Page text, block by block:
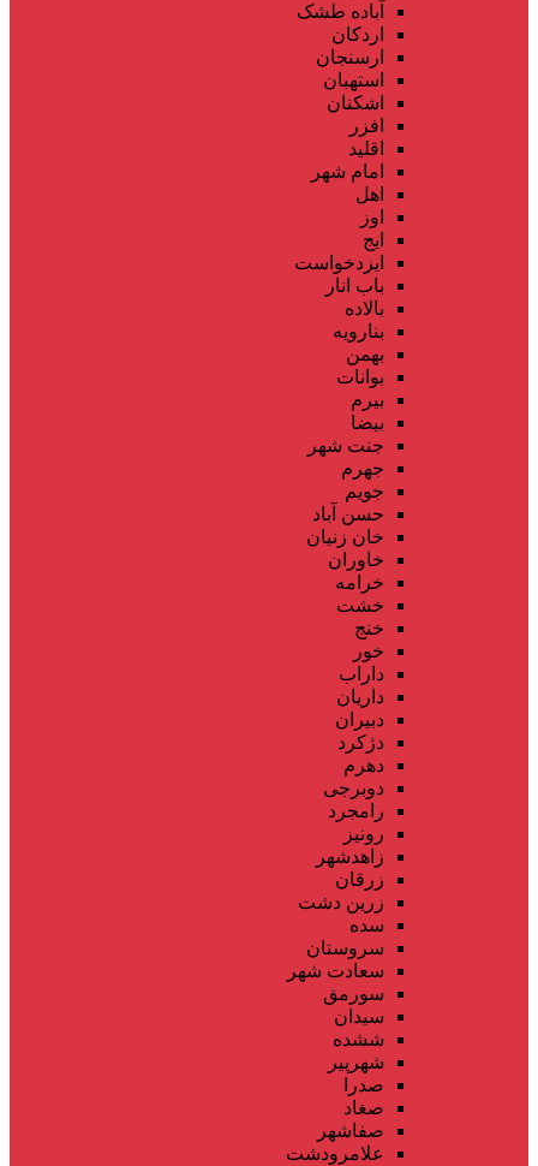
آباده طشک
اردکان
ارسنجان
استهبان
اشکنان
افزر
اقلید
امام شهر
اهل
اوز
ایج
ایزدخواست
باب انار
بالاده
بنارویه
بهمن
بوانات
بیرم
بیضا
جنت شهر
جهرم
جویم
حسن آباد
خان زنیان
خاوران
خرامه
خشت
خنج
خور
داراب
داریان
دبیران
دژکرد
دهرم
دوبرجی
رامجرد
رونیز
زاهدشهر
زرقان
زرین دشت
سده
سروستان
سعادت شهر
سورمق
سیدان
ششده
شهرپیر
صدرا
صغاد
صفاشهر
علامرودشت